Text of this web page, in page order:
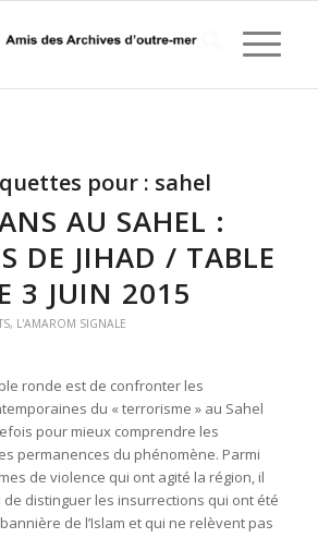
pour : sahel
AU SAHEL :
DE JIHAD / TABLE
3 JUIN 2015
, L'AMAROM SIGNALE
ronde est de confronter les
du « terrorisme » au Sahel
pour mieux comprendre les
permanences du phénomène. Parmi
de violence qui ont agité la région, il
de distinguer les insurrections qui ont été
de l’Islam et qui ne relèvent pas